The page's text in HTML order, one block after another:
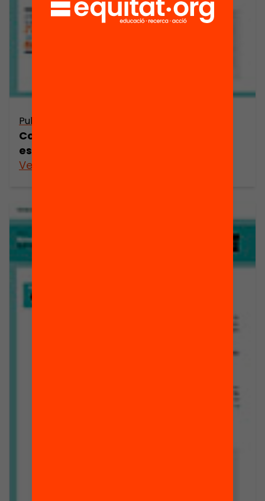
Publicació
Com podem combatre la segregació
escolar a Catalunya?
Veure’n més